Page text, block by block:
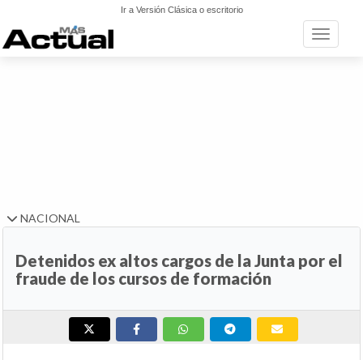
Ir a Versión Clásica o escritorio
Toggle
NACIONAL
Detenidos ex altos cargos de la Junta por el
fraude de los cursos de formación